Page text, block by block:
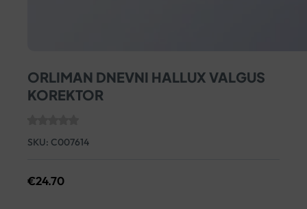
ORLIMAN DNEVNI HALLUX VALGUS
KOREKTOR
SKU: C007614
€24.70